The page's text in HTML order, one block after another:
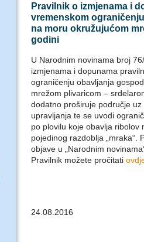
Pravilnik o izmjenama i
vremenskom
na moru okružujućom
godini
U Narodnim novinama broj
izmjenama i dopunama
ograničenju obavljanja
mrežom plivaricom –
dodatno proširuje područje
upravljanja te se uvodi
po plovilu koje obavlja
pojedinog razdoblja „mraka“.
objave u „Narodnim
Pravilnik možete pročitati
24.08.2016